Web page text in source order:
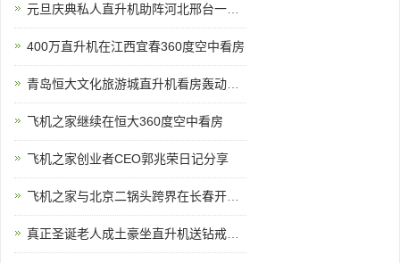
400万直升机在江西宜春360度空中看房
飞机之家继续在恒大360度空中看房
飞机之家创业者CEO郭兆荣日记分享